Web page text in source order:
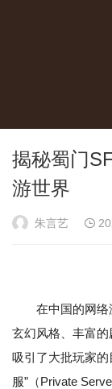
揭秘蜀门
游世界
朱言艺
在中国的网络
玄幻风格、丰富
吸引了大批玩家的
服”（Private